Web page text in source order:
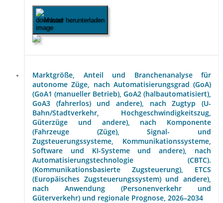
Muster herunterladen
Marktgröße, Anteil und Branchenanalyse für
autonome Züge, nach Automatisierungsgrad (GoA)
(GoA1 (manueller Betrieb), GoA2 (halbautomatisiert),
GoA3 (fahrerlos) und andere), nach Zugtyp (U-
Bahn/Stadtverkehr, Hochgeschwindigkeitszug,
Güterzüge und andere), nach Komponente
(Fahrzeuge (Züge), Signal- und
Zugsteuerungssysteme, Kommunikationssysteme,
Software und KI-Systeme und andere), nach
Automatisierungstechnologie (CBTC).
(Kommunikationsbasierte Zugsteuerung), ETCS
(Europäisches Zugsteuerungssystem) und andere),
nach Anwendung (Personenverkehr und
Güterverkehr) und regionale Prognose, 2026–2034